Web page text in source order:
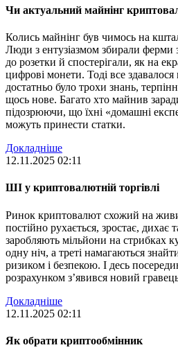
Чи актуальний майнінг
Колись майнінг був чимось на
Люди з ентузіазмом збирали ферми
до розетки й спостерігали, як на
цифрові монети. Тоді все
достатньо було трохи знань,
щось нове. Багато хто майнив
підозрюючи, що їхні «домашні
можуть принести статки.
Докладніше
12.11.2025 02:11
ШІ у криптовалютній торгівлі
Ринок криптовалют схожий на
постійно рухається, зростає, дихає
заробляють мільйони на стрибках
одну ніч, а треті намагаються
ризиком і безпекою. І десь
розрахунком з’явився новий
Докладніше
12.11.2025 02:11
Як обрати криптообмінник